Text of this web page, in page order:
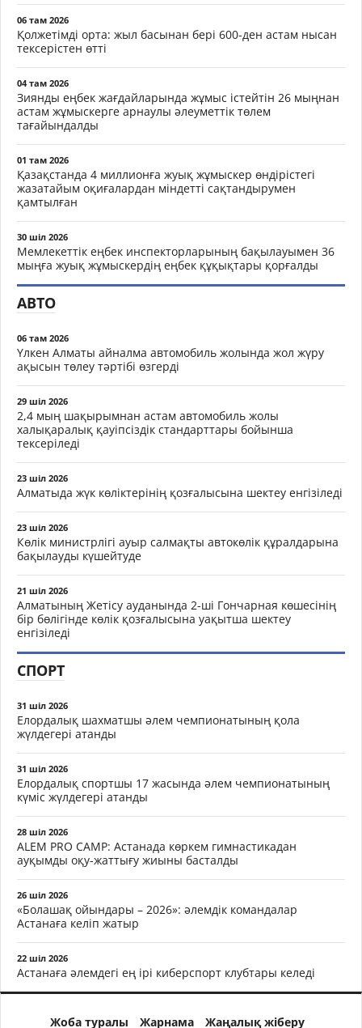
06 там 2026
Қолжетімді орта: жыл басынан бері 600-ден астам нысан
тексерістен өтті
04 там 2026
Зиянды еңбек жағдайларында жұмыс істейтін 26 мыңнан
астам жұмыскерге арнаулы әлеуметтік төлем
тағайындалды
01 там 2026
Қазақстанда 4 миллионға жуық жұмыскер өндірістегі
жазатайым оқиғалардан міндетті сақтандырумен
қамтылған
30 шіл 2026
Мемлекеттік еңбек инспекторларының бақылауымен 36
мыңға жуық жұмыскердің еңбек құқықтары қорғалды
АВТО
06 там 2026
Үлкен Алматы айналма автомобиль жолында жол жүру
ақысын төлеу тәртібі өзгерді
29 шіл 2026
2,4 мың шақырымнан астам автомобиль жолы
халықаралық қауіпсіздік стандарттары бойынша
тексеріледі
23 шіл 2026
Алматыда жүк көліктерінің қозғалысына шектеу енгізіледі
23 шіл 2026
Көлік министрлігі ауыр салмақты автокөлік құралдарына
бақылауды күшейтуде
21 шіл 2026
Алматының Жетісу ауданында 2-ші Гончарная көшесінің
бір бөлігінде көлік қозғалысына уақытша шектеу
енгізіледі
СПОРТ
31 шіл 2026
Елордалық шахматшы әлем чемпионатының қола
жүлдегері атанды
31 шіл 2026
Елордалық спортшы 17 жасында әлем чемпионатының
күміс жүлдегері атанды
28 шіл 2026
ALEM PRO CAMP: Астанада көркем гимнастикадан
ауқымды оқу-жаттығу жиыны басталды
26 шіл 2026
«Болашақ ойындары – 2026»: әлемдік командалар
Астанаға келіп жатыр
22 шіл 2026
Астанаға әлемдегі ең ірі киберспорт клубтары келеді
Жоба туралы Жарнама Жаңалық жіберу